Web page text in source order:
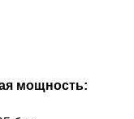
мощность: